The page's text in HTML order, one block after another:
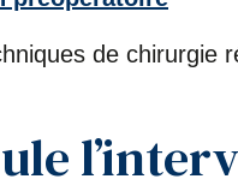
de chirurgie